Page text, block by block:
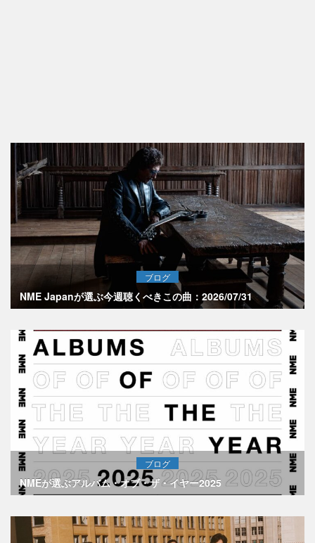
ブログ
NME Japanが選ぶ今週聴くべきこの曲：2026/07/31
ブログ
NMEが選ぶアルバム・オブ・ザ・イヤー2025